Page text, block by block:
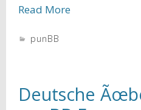
Read More
punBB
Deutsche